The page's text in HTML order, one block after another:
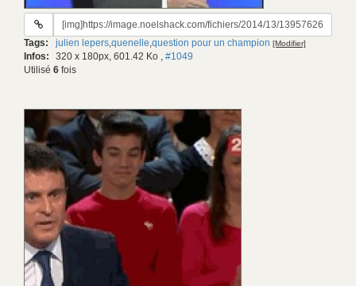
URL
gif:
Tags: julien lepers,quenelle,question pour un champion [Modifier]
Infos: 320 x 180px, 601.42 Ko , #1049
Utilisé 6 fois